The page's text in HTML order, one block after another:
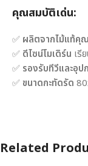
คุณสมบัติเด่น:
✅ ผลิตจากไม้แท้คุ
✅ ดีไซน์โมเดิร์น เรี
✅ รองรับทีวีและอุ
✅ขนาดกะทัดรัด
Related